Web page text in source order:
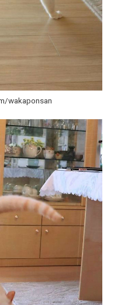
wakaponsan